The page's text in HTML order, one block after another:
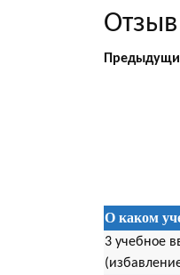
О каком
3 учебное